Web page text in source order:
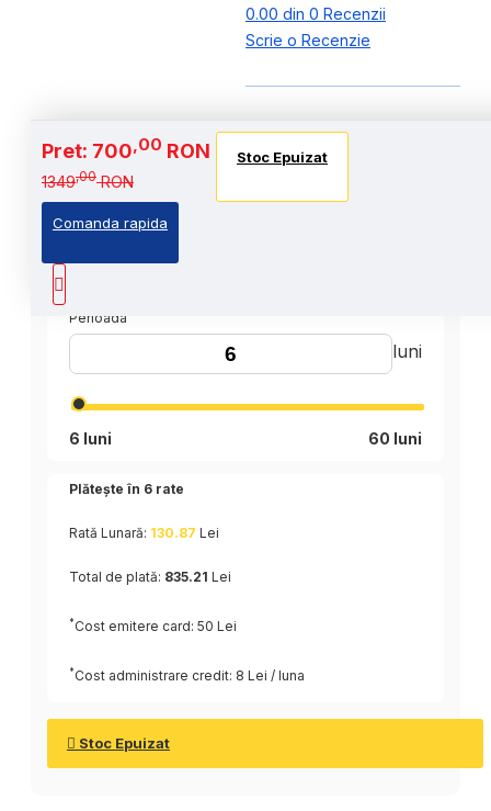
0.00 din 0 Recenzii
Scrie o Recenzie
Pret: 700,00 RON
1349,00RON
Stoc Epuizat
Comanda rapida
Perioada
luni
6 luni 60 luni
Plătește în 6 rate
Rată Lunară: 130.87 Lei
Total de plată: 835.21 Lei
* Cost emitere card: 50 Lei
* Cost administrare credit: 8 Lei / luna
Stoc Epuizat